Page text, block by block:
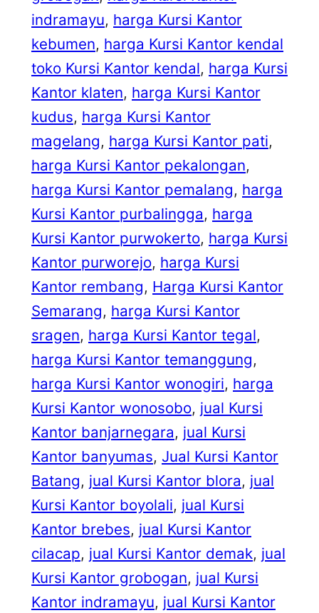
indramayu, harga Kursi Kantor
kebumen, harga Kursi Kantor kendal
toko Kursi Kantor kendal, harga Kursi
Kantor klaten, harga Kursi Kantor
kudus, harga Kursi Kantor
magelang, harga Kursi Kantor pati
harga Kursi Kantor pekalongan
harga Kursi Kantor pemalang, harga
Kursi Kantor purbalingga, harga
Kursi Kantor purwokerto, harga Kursi
Kantor purworejo, harga Kursi
Kantor rembang, Harga Kursi Kantor
Semarang, harga Kursi Kantor
sragen, harga Kursi Kantor tegal
harga Kursi Kantor temanggung
harga Kursi Kantor wonogiri, harga
Kursi Kantor wonosobo, jual Kursi
Kantor banjarnegara, jual Kursi
Kantor banyumas, Jual Kursi Kantor
Batang, jual Kursi Kantor blora, jual
Kursi Kantor boyolali, jual Kursi
Kantor brebes, jual Kursi Kantor
cilacap, jual Kursi Kantor demak, jual
Kursi Kantor grobogan, jual Kursi
Kantor indramayu, jual Kursi Kantor